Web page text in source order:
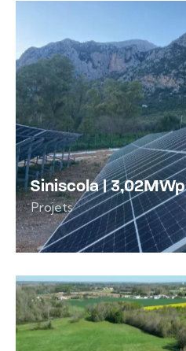
Siniscola | 3,02MWp
Projets